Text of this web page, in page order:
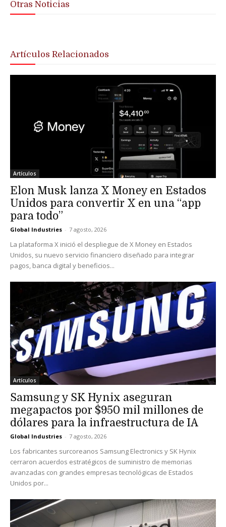
Otras Noticias
Artículos Relacionados
Artículos
Elon Musk lanza X Money en Estados
Unidos para convertir X en una “app
para todo”
Global Industries - 7 agosto, 2026
La plataforma X inició el despliegue de X Money en Estados
Unidos, su nuevo servicio financiero diseñado para integrar
pagos, banca digital y beneficios...
Artículos
Samsung y SK Hynix aseguran
megapactos por $950 mil millones de
dólares para la infraestructura de IA
Global Industries - 7 agosto, 2026
Los fabricantes surcoreanos Samsung Electronics y SK Hynix
cerraron acuerdos estratégicos de suministro de memorias
avanzadas con grandes empresas tecnológicas de Estados
Unidos por...